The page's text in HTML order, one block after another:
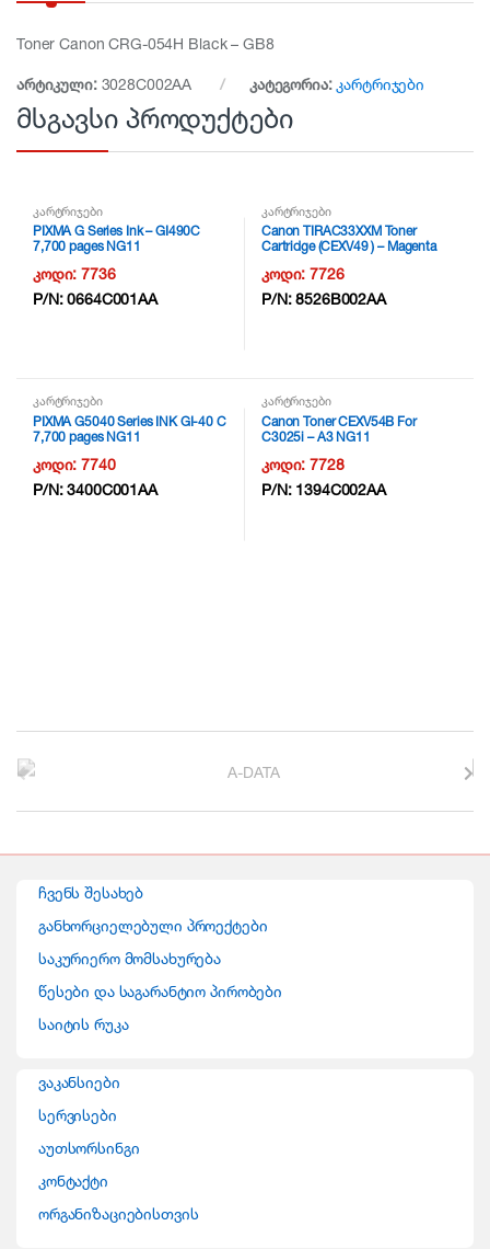
Toner Canon CRG-054H Black – GB8
არტიკული: 3028C002AA კატეგორია: კარტრიჯები
მსგავსი პროდუქტები
კარტრიჯები
PIXMA G Series Ink – GI490C
7,700 pages NG11
კოდი:7736
P/N:0664C001AA
კარტრიჯები
Canon TIRAC33XXM Toner
Cartridge (CEXV49 ) – Magenta
კოდი:7726
P/N:8526B002AA
კარტრიჯები
PIXMA G5040 Series INK GI-40 C
7,700 pages NG11
კოდი:7740
P/N:3400C001AA
კარტრიჯები
Canon Toner CEXV54B For
C3025i – A3 NG11
კოდი:7728
P/N: 1394C002AA
ჩვენს შესახებ
განხორციელებული პროექტები
საკურიერო მომსახურება
წესები და საგარანტიო პირობები
საიტის რუკა
ვაკანსიები
სერვისები
აუთსორსინგი
კონტაქტი
ორგანიზაციებისთვის